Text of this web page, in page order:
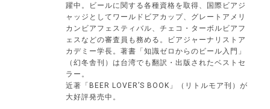
躍中。ビールに関する各種資格を取得、国際ビアジ
ャッジとしてワールドビアカップ、グレートアメリ
カンビアフェスティバル、チェコ・ターボルビアフ
ェスなどの審査員も務める。ビアジャーナリストア
カデミー学長。著書「知識ゼロからのビール入門」
（幻冬舎刊）は台湾でも翻訳・出版されたベストセ
ラー。
近著「BEER LOVER’S BOOK」（リトルモア刊）が
大好評発売中。